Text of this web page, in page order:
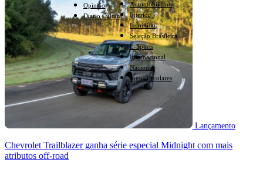
Automobilismo
Interior
Feminino
Seleção Brasileira
E-Sports
Internacional
Nacional
Jogos Escolares
Opinião
Diario Cultural
Lançamento
Chevrolet Trailblazer ganha série especial Midnight com mais
atributos off-road